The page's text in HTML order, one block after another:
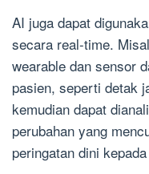
AI juga dapat
secara real-time.
wearable dan sensor
pasien, seperti detak
kemudian dapat
perubahan yang
peringatan dini